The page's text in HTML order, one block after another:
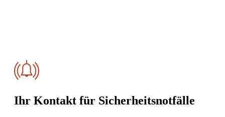
Ihr Kontakt für Sicher­heits­not­fälle